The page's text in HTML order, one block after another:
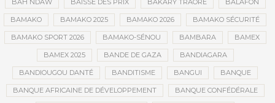
BAH NDAW BAISSE DES PRIX BAKARY TRAORÉ BALAFON
BAMAKO BAMAKO 2025 BAMAKO 2026 BAMAKO SÉCURITÉ
BAMAKO SPORT 2026 BAMAKO-SÉNOU BAMBARA BAMEX
BAMEX 2025 BANDE DE GAZA BANDIAGARA
BANDIOUGOU DANTÉ BANDITISME BANGUI BANQUE
BANQUE AFRICAINE DE DÉVELOPPEMENT BANQUE CONFÉDÉRALE